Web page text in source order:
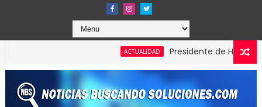
ACTUALIDAD Presidente de Honduras